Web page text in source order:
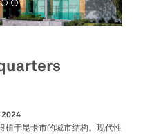
2024
植于昆卡市的城市结构。现代性